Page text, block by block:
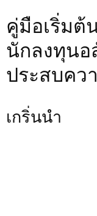
คู่มือเริ่มต้
นักลงทุนอ
ประสบคว
เกริ่นนำ